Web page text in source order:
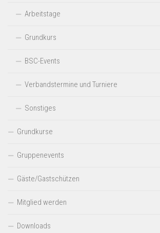
Arbeitstage
Grundkurs
BSC-Events
Verbandstermine und Turniere
Sonstiges
Grundkurse
Gruppenevents
Gäste/Gastschützen
Mitglied werden
Downloads